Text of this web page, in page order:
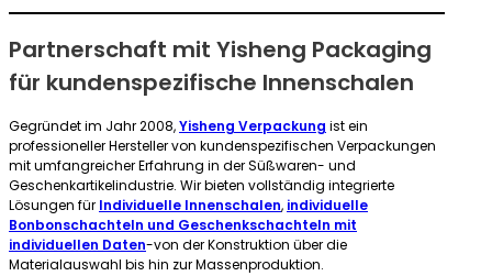
Partnerschaft mit Yisheng Packaging
für kundenspezifische Innenschalen
Gegründet im Jahr 2008,Yisheng Verpackung ist ein
professioneller Hersteller von kundenspezifischen Verpackungen
mit umfangreicher Erfahrung in der Süßwaren- und
Geschenkartikelindustrie. Wir bieten vollständig integrierte
Lösungen für Individuelle Innenschalen, individuelle
Bonbonschachteln und Geschenkschachteln mit
individuellen Daten-von der Konstruktion über die
Materialauswahl bis hin zur Massenproduktion.